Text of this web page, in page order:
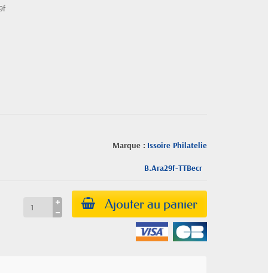
Marque : Issoire Philatelie
B.Ara29f-TTBecr
Ajouter au panier